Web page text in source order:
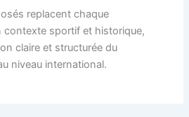
replacent chaque
contexte sportif et historique,
claire et structurée du
niveau international.